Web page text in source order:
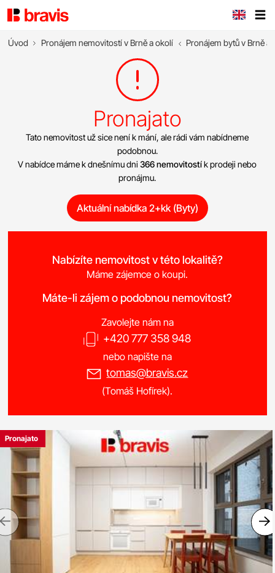
Úvod Pronájem nemovitostí v Brně a okolí Pronájem bytů v Brně a
Pronajato
Tato nemovitost už sice není k mání, ale rádi vám nabídneme
podobnou.
V nabídce máme k dnešnímu dni366 nemovitostík prodeji nebo
pronájmu.
Aktuální nabídka 2+kk (Byty)
Nabízíte nemovitost v této lokalitě?
Máme zájemce o koupi.
Máte-li zájem o podobnou nemovitost?
Zavolejte nám na
+420 777 358 948
nebo napište na
tomas@bravis.cz
(Tomáš Hofírek).
Pronajato